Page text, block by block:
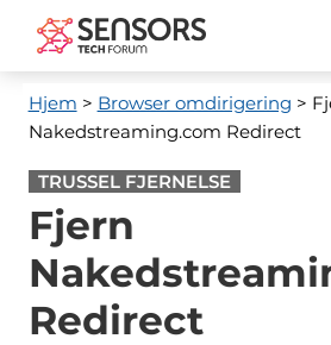
Hjem > Browser omdirigering >
Nakedstreaming.com Redirect
TRUSSEL FJERNELSE
Fjern
Redirect